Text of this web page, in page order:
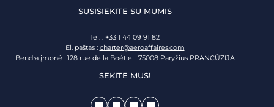
SUSISIEKITE SU MUMIS
Tel. : +33 1 44 09 91 82
El. paštas : charter@aeroaffaires.com
Bendra įmonė : 128 rue de la Boétie 75008 Paryžius PRANCŪZIJA
SEKITE MUS!